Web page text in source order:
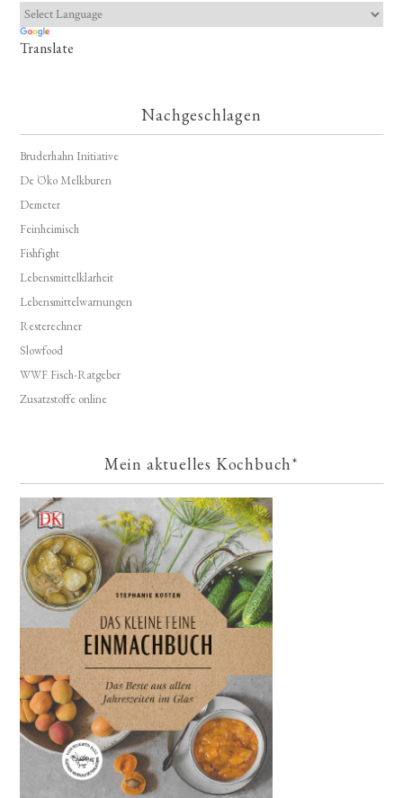
Translate
Nachgeschlagen
Bruderhahn Initiative
De Öko Melkburen
Demeter
Feinheimisch
Fishfight
Lebensmittelklarheit
Lebensmittelwarnungen
Resterechner
Slowfood
WWF Fisch-Ratgeber
Zusatzstoffe online
Mein aktuelles Kochbuch*